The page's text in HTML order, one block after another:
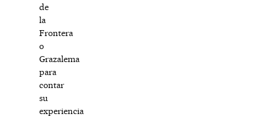
de
la
Frontera
o
Grazalema
para
contar
su
experiencia